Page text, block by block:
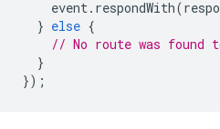
event. respondWith(
} else {
// No route was found
}
});